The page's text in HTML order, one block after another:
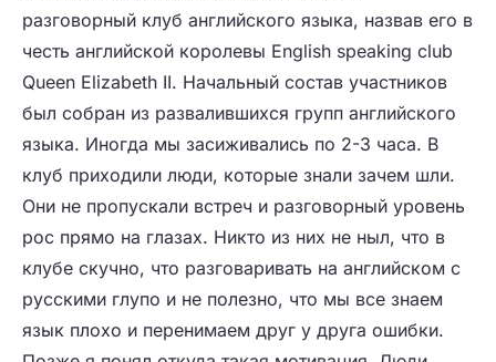
разговорный клуб английского языка, назвав его в
честь английской королевы English speaking club
Queen Elizabeth II. Начальный состав участников
был собран из развалившихся групп английского
языка. Иногда мы засиживались по 2-3 часа. В
клуб приходили люди, которые знали зачем шли.
Они не пропускали встреч и разговорный уровень
рос прямо на глазах. Никто из них не ныл, что в
клубе скучно, что разговаривать на английском с
русскими глупо и не полезно, что мы все знаем
язык плохо и перенимаем друг у друга ошибки.